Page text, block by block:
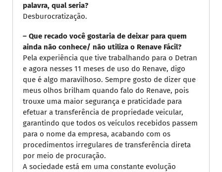
palavra, qual seria?
Desburocratização.
– Que recado você gostaria de deixar para quem
ainda não conhece/ não utiliza o Renave Fácil?
Pela experiência que tive trabalhando para o Detran
e agora nesses 11 meses de uso do Renave, digo
que é algo maravilhoso. Sempre gosto de dizer que
meus olhos brilham quando falo do Renave, pois
trouxe uma maior segurança e praticidade para
efetuar a transferência de propriedade veicular,
garantindo que todos os veículos recebidos passem
para o nome da empresa, acabando com os
procedimentos irregulares de transferência direta
por meio de procuração.
A sociedade está em uma constante evolução